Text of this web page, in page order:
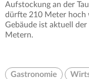
Aufstockung an der
dürfte 210 Meter hoch
Gebäude ist aktuell
Metern.
Gastronomie